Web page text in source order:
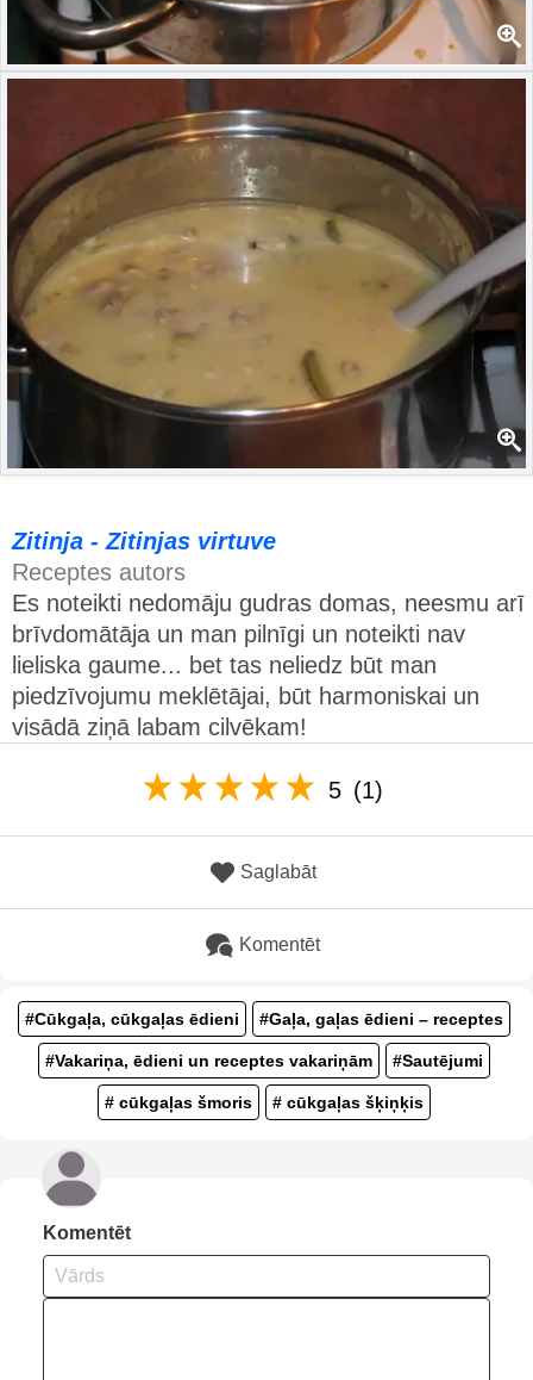
Zitinja - Zitinjas virtuve
Receptes autors
Es noteikti nedomāju gudras domas, neesmu arī
brīvdomātāja un man pilnīgi un noteikti nav
lieliska gaume... bet tas neliedz būt man
piedzīvojumu meklētājai, būt harmoniskai un
visādā ziņā labam cilvēkam!
5 (1)
Saglabāt
Komentēt
#Cūkgaļa, cūkgaļas ēdieni #Gaļa, gaļas ēdieni – receptes
#Vakariņa, ēdieni un receptes vakariņām #Sautējumi
# cūkgaļas šmoris # cūkgaļas šķiņķis
Komentēt